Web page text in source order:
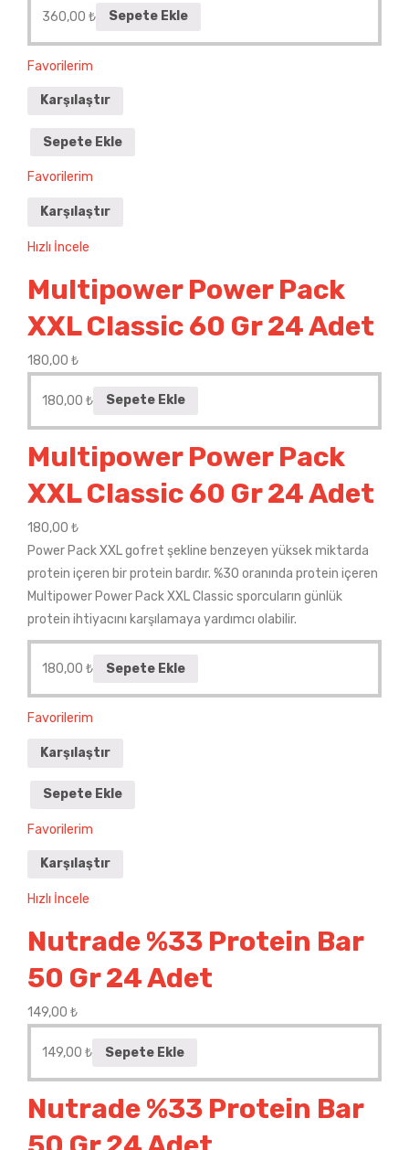
360,00 ₺ Sepete Ekle
Favorilerim
Karşılaştır
Sepete Ekle
Favorilerim
Karşılaştır
Hızlı İncele
Multipower Power Pack
XXL Classic 60 Gr 24 Adet
180,00 ₺
180,00 ₺ Sepete Ekle
Multipower Power Pack
XXL Classic 60 Gr 24 Adet
180,00 ₺
Power Pack XXL gofret şekline benzeyen yüksek miktarda
protein içeren bir protein bardır. %30 oranında protein içeren
Multipower Power Pack XXL Classic sporcuların günlük
protein ihtiyacını karşılamaya yardımcı olabilir.
180,00 ₺ Sepete Ekle
Favorilerim
Karşılaştır
Sepete Ekle
Favorilerim
Karşılaştır
Hızlı İncele
Nutrade %33 Protein Bar
50 Gr 24 Adet
149,00 ₺
149,00 ₺ Sepete Ekle
Nutrade %33 Protein Bar